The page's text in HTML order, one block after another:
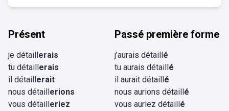
Présent
je détaillerais
tu détaillerais
il détaillerait
nous détaillerions
vous détailleriez
Passé première forme
j'aurais détaillé
tu aurais détaillé
il aurait détaillé
nous aurions détaillé
vous auriez détaillé